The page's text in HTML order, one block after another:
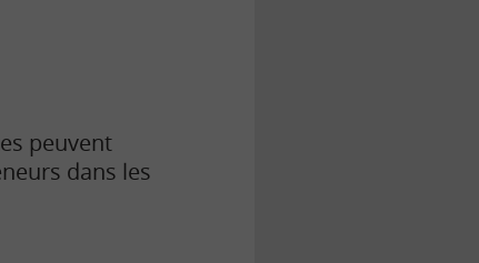
peuvent
dans les